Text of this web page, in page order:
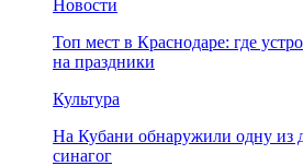
Новости
Топ мест в Краснодаре: где
на праздники
Культура
На Кубани обнаружили одну из
синагог